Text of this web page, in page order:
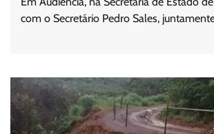
com o Secretário Pedro Sales,